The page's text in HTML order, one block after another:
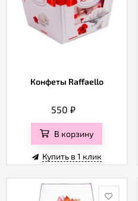
Конфеты Raffaello
550 ₽
В корзину
Купить в 1 клик